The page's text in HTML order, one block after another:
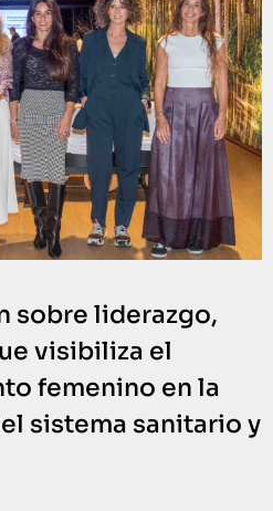
sobre liderazgo,
visibiliza el
femenino en la
sistema sanitario y